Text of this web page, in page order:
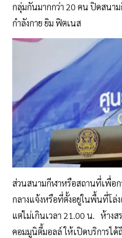
กลุ่มกันมากกว่า 20 คน ปิดสนา
กำลังกาย ยิม ฟิตเนส
ส่วนสนามกีฬาหรือสถานที่เพื่อก
กลางแจ้งหรือที่ตั้งอยู่ในพื้นที่โล่ง
แต่ไม่เกินเวลา 21.00 น. ห้างส
คอมมูนิตี้มอลล์ ให้เปิดบริการได้